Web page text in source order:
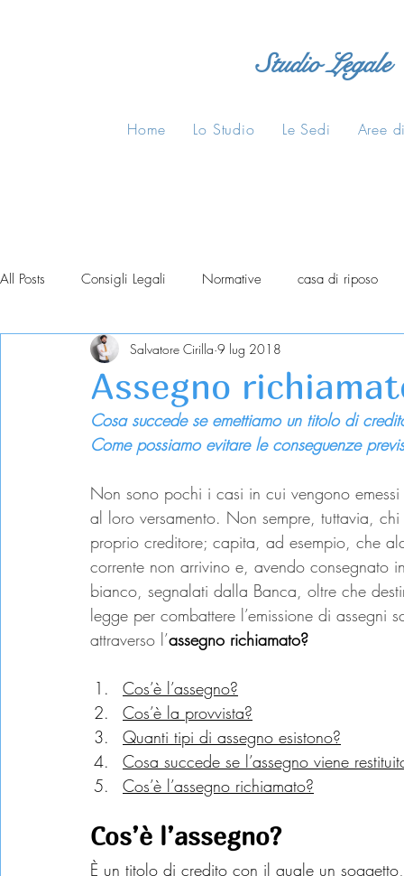
Studio Legale
Home Lo Studio Le Sedi Aree
All Posts Consigli Legali Normative casa di riposo
Assegno
Salvatore Cirilla 9 lug 2018
Cosa succede se emettiamo un titolo di
Come possiamo evitare le conseguenze
Non sono pochi i casi in cui vengono
al loro versamento. Non sempre, tuttavia,
proprio creditore; capita, ad esempio, che
corrente non arrivino e, avendo
bianco, segnalati dalla Banca, oltre che
legge per combattere l’emissione di
attraverso l’assegno richiamato?
Cos’è l’assegno?
Cos’è la provvista?
Quanti tipi di assegno esistono?
Cosa succede se l’assegno viene
Cos’è l’assegno richiamato?
Cos’è l’assegno?
È un titolo di credito con il quale un